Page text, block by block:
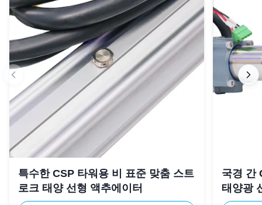
특수한 CSP 타워용 비 표준 맞춤 스트
로크 태양 선형 액추에이터
국경 간
태양광